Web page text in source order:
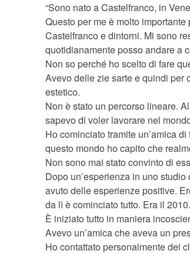
“Sono nato a Castelfranco, in
Questo per me è molto
Castelfranco e dintorni. Mi sono
quotidianamente posso andare a
Non so perché ho scelto di fare
Avevo delle zie sarte e quindi per
estetico.
Non è stato un percorso lineare.
sapevo di voler lavorare nel
Ho cominciato tramite un’amica
questo mondo ho capito che
Non sono mai stato convinto di
Dopo un’esperienza in uno
avuto delle esperienze positive.
da lì è cominciato tutto. Era il 2010.
È iniziato tutto in maniera
Avevo un’amica che aveva un
Ho contattato personalmente dei